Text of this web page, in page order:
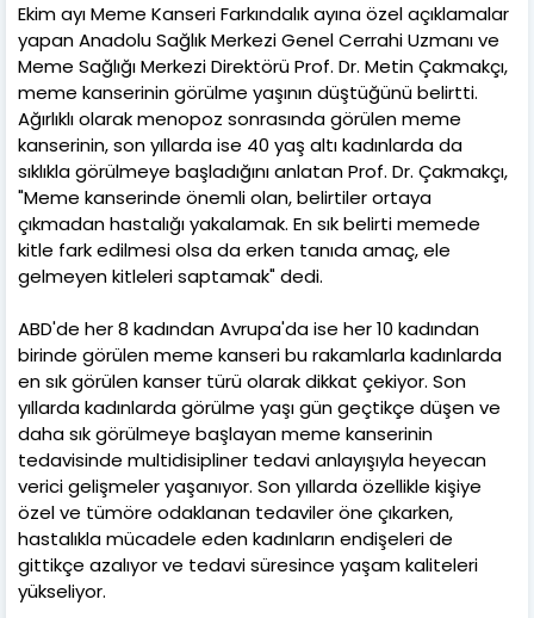
Ekim ayı Meme Kanseri Farkındalık ayına özel açıklamalar
yapan Anadolu Sağlık Merkezi Genel Cerrahi Uzmanı ve
Meme Sağlığı Merkezi Direktörü Prof. Dr. Metin Çakmakçı,
meme kanserinin görülme yaşının düştüğünü belirtti.
Ağırlıklı olarak menopoz sonrasında görülen meme
kanserinin, son yıllarda ise 40 yaş altı kadınlarda da
sıklıkla görülmeye başladığını anlatan Prof. Dr. Çakmakçı,
"Meme kanserinde önemli olan, belirtiler ortaya
çıkmadan hastalığı yakalamak. En sık belirti memede
kitle fark edilmesi olsa da erken tanıda amaç, ele
gelmeyen kitleleri saptamak" dedi.
ABD'de her 8 kadından Avrupa'da ise her 10 kadından
birinde görülen meme kanseri bu rakamlarla kadınlarda
en sık görülen kanser türü olarak dikkat çekiyor. Son
yıllarda kadınlarda görülme yaşı gün geçtikçe düşen ve
daha sık görülmeye başlayan meme kanserinin
tedavisinde multidisipliner tedavi anlayışıyla heyecan
verici gelişmeler yaşanıyor. Son yıllarda özellikle kişiye
özel ve tümöre odaklanan tedaviler öne çıkarken,
hastalıkla mücadele eden kadınların endişeleri de
gittikçe azalıyor ve tedavi süresince yaşam kaliteleri
yükseliyor.